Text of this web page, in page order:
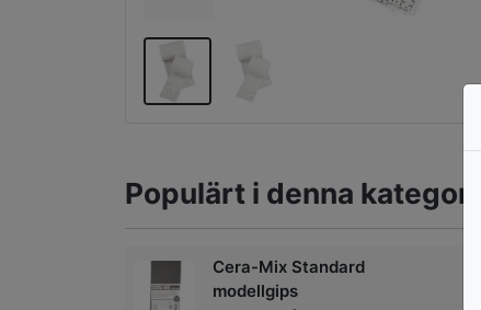
Populärt i denna kategori
Cera-Mix Standard
modellgips